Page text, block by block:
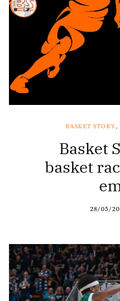
BASKET STORY,
Basket
basket
28/05/